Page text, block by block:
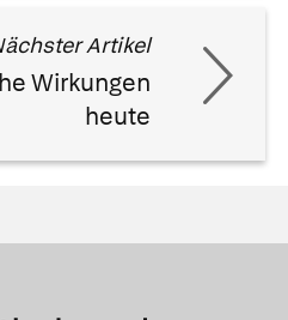
Artikel
Wirkungen
heute